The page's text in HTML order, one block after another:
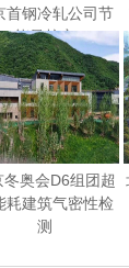
首钢冷轧公司节
能量核定
冬奥会D6组团超
耗建筑气密性检
测